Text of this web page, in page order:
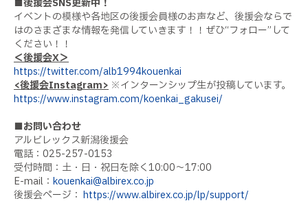
■後援会SNS更新中！
イベントの模様や各地区の後援会員様のお声など、後援会ならで
はのさまざまな情報を発信していきます！！ぜひ“フォロー”して
ください！！
＜後援会X＞
https://twitter.com/alb1994kouenkai
<後援会Instagram> ※インターンシップ生が投稿しています。
https://www.instagram.com/koenkai_gakusei/
■お問い合わせ
アルビレックス新潟後援会
電話：025-257-0153
受付時間：土・日・祝日を除く10:00〜17:00
E-mail： kouenkai@albirex.co.jp
後援会ページ： https://www.albirex.co.jp/lp/support/